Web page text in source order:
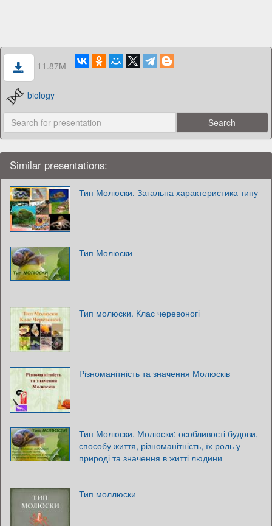
11.87M
biology
Similar presentations:
Тип Молюски. Загальна характеристика типу
Тип Молюски
Тип молюски. Клас черевоногі
Різноманітність та значення Молюсків
Тип Молюски. Молюски: особливості будови,
способу життя, різноманітність, їх роль у
природі та значення в житті людини
Тип моллюски